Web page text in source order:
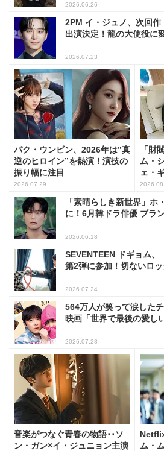
2026.06.26
2PM イ・ジュノ、次回作
出演決定！龍の大使役に
2026.07.23
パク・ウンビン、2026年は”真
逆のヒロイン”を熱演！演技の
振り幅に注目
2026.07.29
「財
ム・
ェ・
「素晴らしき新世界」ホ
に！6月韓ドラ俳優 ブラ
2026.06.18
SEVENTEEN ドギョム、
第2弾に参加！切ないロ
2026.07.24
564万人が笑って涙した
映画「世界で最後の愛し
2026.07.28
音楽がつなぐ青春の物語･･ソ
ン・ガン×イ・ジュニョン主演
ム・